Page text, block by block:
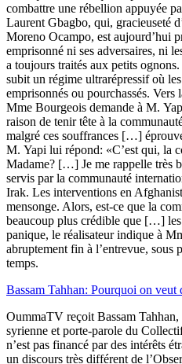
combattre une rébellion appuyée
Laurent Gbagbo, qui, gracieuseté
Moreno Ocampo, est aujourd’hui
emprisonné ni ses adversaires, ni
a toujours traités aux petits
subit un régime ultrarépressif où
emprisonnés ou pourchassés. Vers
Mme Bourgeois demande à M.
raison de tenir tête à la
malgré ces souffrances […]
M. Yapi lui répond: «C’est qui, la
Madame? […] Je me rappelle très
servis par la communauté
Irak. Les interventions en
mensonge. Alors, est-ce que la
beaucoup plus crédible que […]
panique, le réalisateur indique à
abruptement fin à l’entrevue, sous
temps.
Bassam Tahhan: Pourquoi on veut
OummaTV reçoit Bassam
syrienne et porte-parole du
n’est pas financé par des intérêts
un discours très différent de